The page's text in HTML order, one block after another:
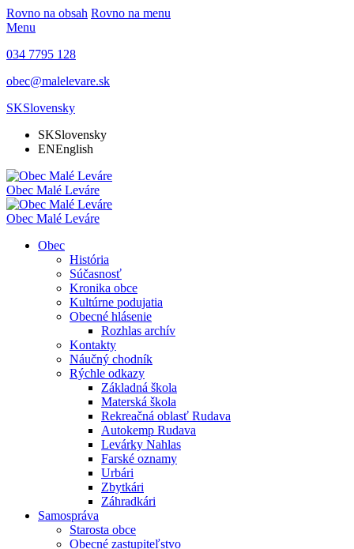
Rovno na obsah Rovno na menu
Menu
034 7795 128
obec@malelevare.sk
SKSlovensky
SKSlovensky
ENEnglish
Obec Malé Leváre
Obec Malé Leváre
Obec
História
Súčasnosť
Kronika obce
Kultúrne podujatia
Obecné hlásenie
Rozhlas archív
Kontakty
Náučný chodník
Rýchle odkazy
Základná škola
Materská škola
Rekreačná oblasť Rudava
Autokemp Rudava
Levárky Nahlas
Farské oznamy
Urbári
Zbytkári
Záhradkári
Samospráva
Starosta obce
Obecné zastupiteľstvo